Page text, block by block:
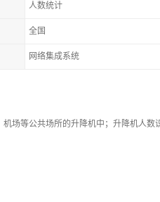
人数统计
全国
网络集成系统
场等公共场所的升降机中；升降机人数